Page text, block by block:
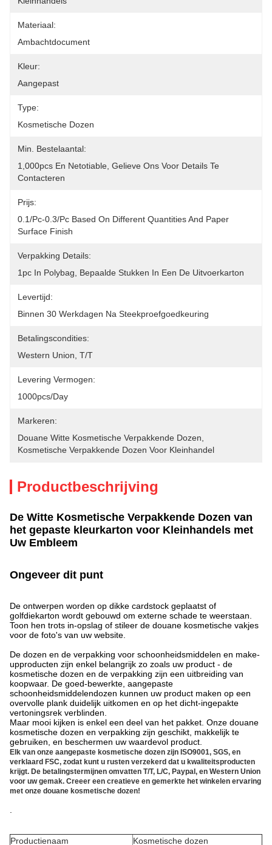
Materiaal:
Ambachtdocument
Kleur:
Aangepast
Type:
Kosmetische Dozen
Min. Bestelaantal:
1,000pcs En Netotiable, Gelieve Ons Voor Details Te
Contacteren
Prijs:
0.1/pc-0.3/pc Based On Different Quantities And Paper
Surface Finish
Verpakking Details:
1pc In Polybag, Bepaalde Stukken In Een De Uitvoerkarton
Levertijd:
Binnen 30 Werkdagen Na Steekproefgoedkeuring
Betalingscondities:
Western Union, T/T
Levering Vermogen:
1000pcs/day
Markeren:
Douane Witte Kosmetische Verpakkende Dozen
Kosmetische Verpakkende Dozen Voor Kleinhandel
Productbeschrijving
De Witte Kosmetische Verpakkende Dozen van
het gepaste kleurkarton voor Kleinhandels met
Uw Embleem
Ongeveer dit punt
De ontwerpen worden op dikke cardstock geplaatst of
golfdiekarton wordt gebouwd om externe schade te weerstaan.
Toon hen trots in-opslag of stileer de douane kosmetische vakjes
voor de foto's van uw website.
De dozen en de verpakking voor schoonheidsmiddelen en make-
upproducten zijn enkel belangrijk zo zoals uw product - de
kosmetische dozen en de verpakking zijn een uitbreiding van
koopwaar. De goed-bewerkte, aangepaste
schoonheidsmiddelendozen kunnen uw product maken op een
overvolle plank duidelijk uitkomen en op het dicht-ingepakte
vertoningsrek verblinden.
Maar mooi kijken is enkel een deel van het pakket. Onze douane
kosmetische dozen en verpakking zijn geschikt, makkelijk te
gebruiken, en beschermen uw waardevol product.
Elk van onze aangepaste kosmetische dozen zijn ISO9001, SGS, en
verklaard FSC, zodat kunt u rusten verzekerd dat u kwaliteitsproducten
krijgt. De betalingstermijnen omvatten T/T, L/C, Paypal, en Western Union
voor uw gemak. Creeer een creatieve en gemerkte het winkelen ervaring
met onze douane kosmetische dozen!
Productienaam Kosmetische dozen